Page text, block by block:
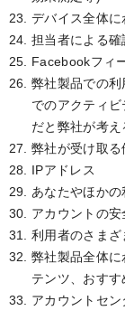
デバイス全体
担当者による確
Facebookフィ
弊社製品での
でのアクティ
だと弊社が考
弊社が受け取
IPアドレス
あなたやほか
アカウントの安
利用者のさま
弊社製品全体
テンツ、おすす
アカウントセ